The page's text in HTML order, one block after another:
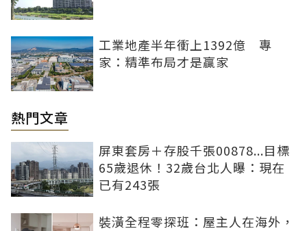
工業地產半年衝上1392億 專
家：精準布局才是贏家
熱門文章
屏東套房＋存股千張00878...目標
65歲退休！32歲台北人曝：現在
已有243張
裝潢全程零探班：屋主人在海外，